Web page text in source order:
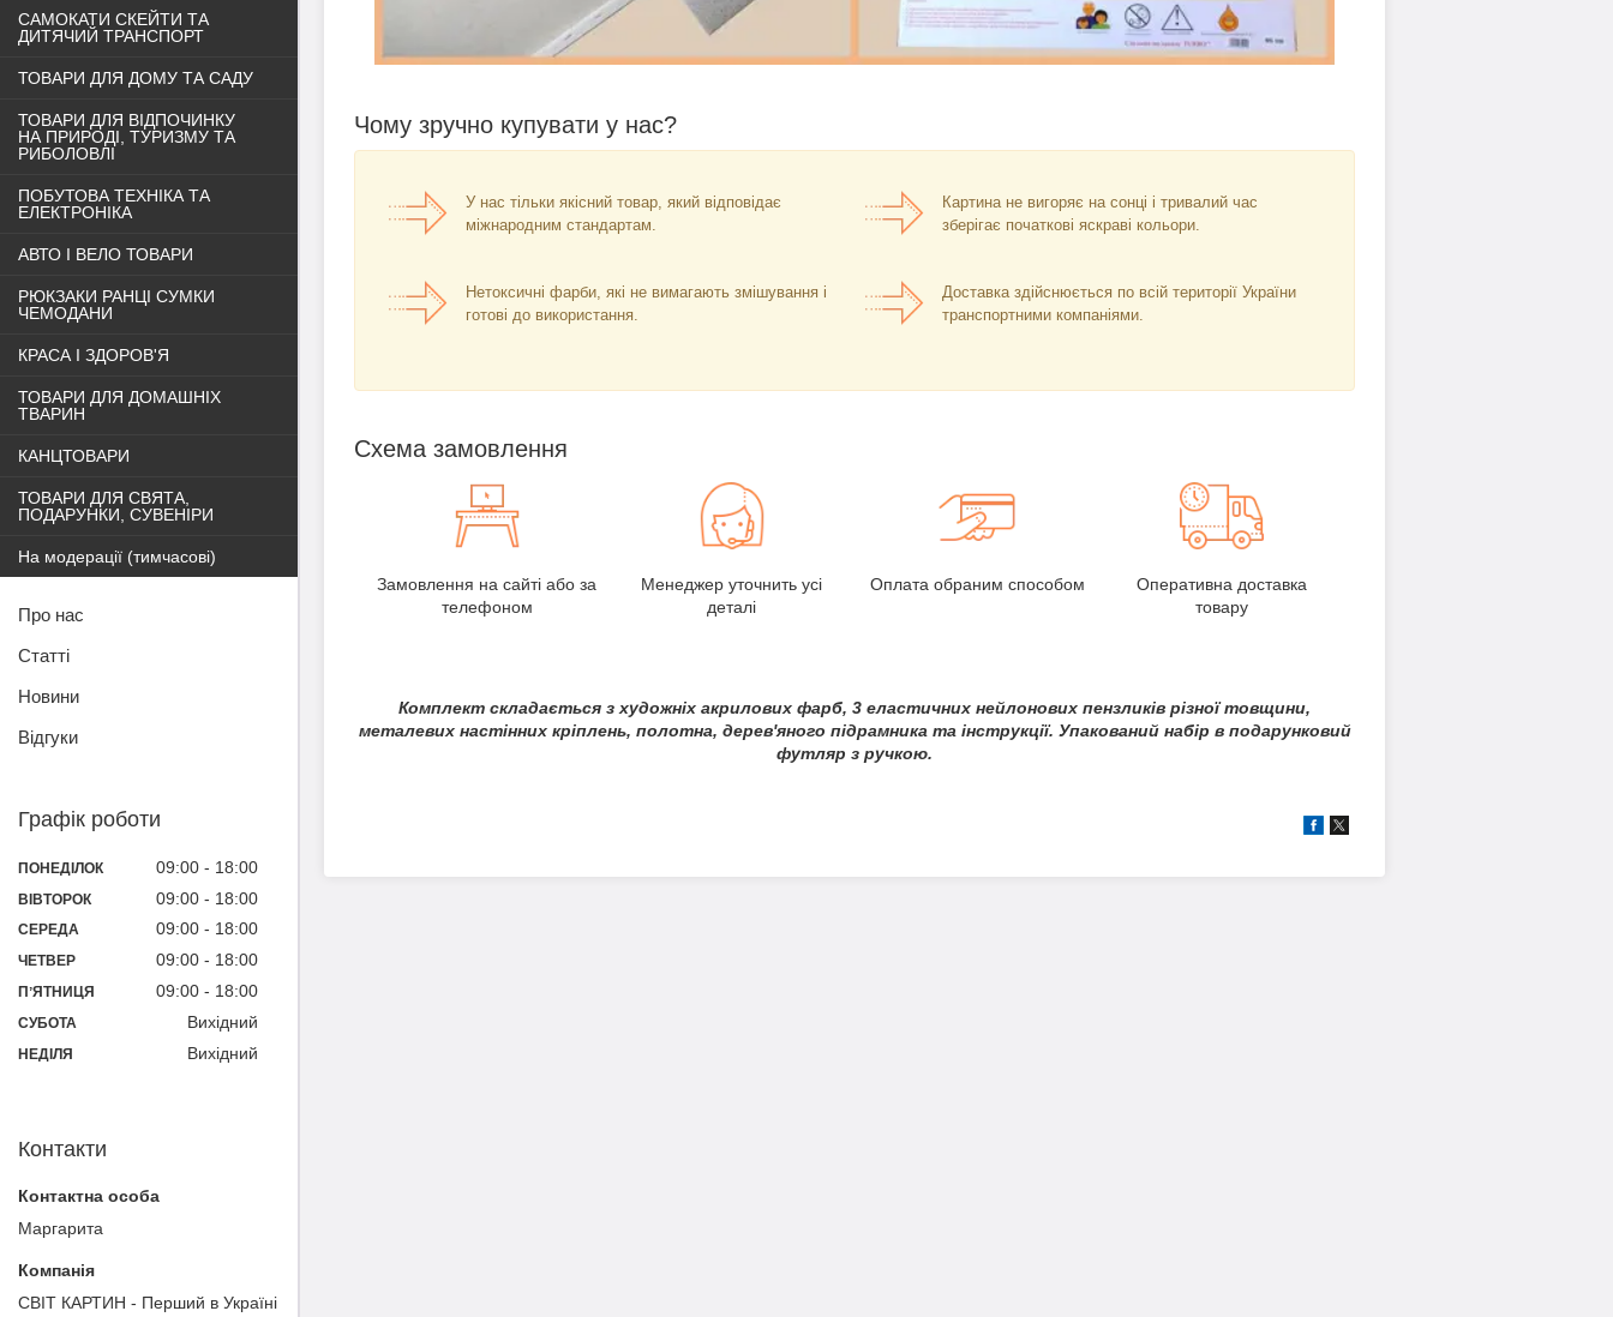
Чому зручно купувати у нас?
У нас тільки якісний товар, який відповідає
міжнародним стандартам.
Нетоксичні фарби, які не вимагають змішування і
готові до використання.
Картина не вигоряє на сонці і тривалий час
зберігає початкові яскраві кольори.
Доставка здійснюється по всій території України
транспортними компаніями.
Схема замовлення
Замовлення на сайті або за
телефоном
Менеджер уточнить усі
деталі
Оплата обраним способом
Оперативна доставка
товару
Комплект складається з художніх акрилових фарб, 3 еластичних нейлонових пензликів різної товщини,
металевих настінних кріплень, полотна, дерев'яного підрамника та інструкції. Упакований набір в подарунковий
футляр з ручкою.
САМОКАТИ СКЕЙТИ ТА
ДИТЯЧИЙ ТРАНСПОРТ
ТОВАРИ ДЛЯ ДОМУ ТА САДУ
ТОВАРИ ДЛЯ ВІДПОЧИНКУ
НА ПРИРОДІ, ТУРИЗМУ ТА
РИБОЛОВЛІ
ПОБУТОВА ТЕХНІКА ТА
ЕЛЕКТРОНІКА
АВТО І ВЕЛО ТОВАРИ
РЮКЗАКИ РАНЦІ СУМКИ
ЧЕМОДАНИ
КРАСА І ЗДОРОВ'Я
ТОВАРИ ДЛЯ ДОМАШНІХ
ТВАРИН
КАНЦТОВАРИ
ТОВАРИ ДЛЯ СВЯТА,
ПОДАРУНКИ, СУВЕНІРИ
На модерації (тимчасові)
Про нас
Статті
Новини
Відгуки
Графік роботи
ПОНЕДІЛОК 09:00 18:00
ВІВТОРОК 09:00 18:00
СЕРЕДА 09:00 18:00
ЧЕТВЕР 09:00 18:00
ПʼЯТНИЦЯ 09:00 18:00
СУБОТА Вихідний
НЕДІЛЯ Вихідний
Контакти
Маргарита
СВІТ КАРТИН - Перший в Україні